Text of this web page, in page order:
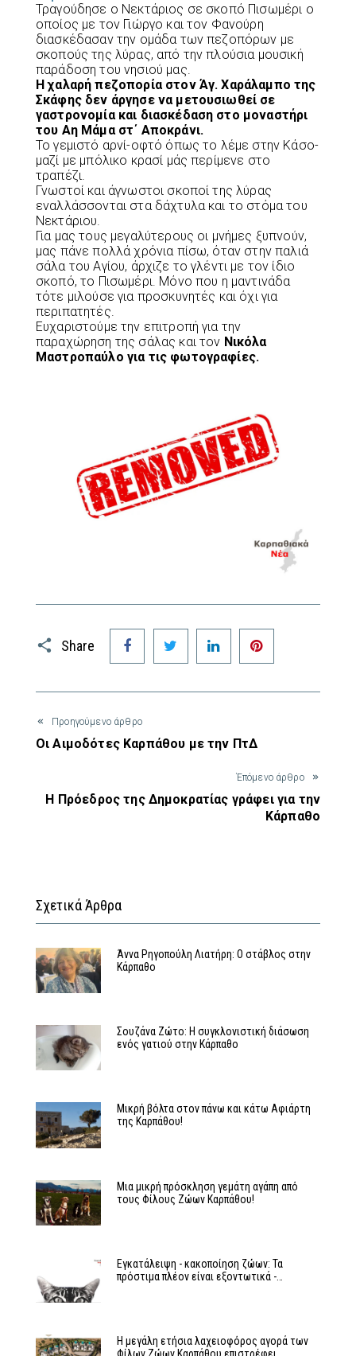
Τραγούδησε ο Νεκτάριος σε σκοπό Πισωμέρι ο
οποίος με τον Γιώργο και τον Φανούρη
διασκέδασαν την ομάδα των πεζοπόρων με
σκοπούς της λύρας, από την πλούσια μουσική
παράδοση του νησιού μας.
Η χαλαρή πεζοπορία στον Άγ. Χαράλαμπο της
Σκάφης δεν άργησε να μετουσιωθεί σε
γαστρονομία και διασκέδαση στο μοναστήρι
του Αη Μάμα στ΄ Αποκράνι.
Το γεμιστό αρνί-οφτό όπως το λέμε στην Κάσο-
μαζί με μπόλικο κρασί μάς περίμενε στο
τραπέζι.
Γνωστοί και άγνωστοι σκοποί της λύρας
εναλλάσσονται στα δάχτυλα και το στόμα του
Νεκτάριου.
Για μας τους μεγαλύτερους οι μνήμες ξυπνούν,
μας πάνε πολλά χρόνια πίσω, όταν στην παλιά
σάλα του Αγίου, άρχιζε το γλέντι με τον ίδιο
σκοπό, το Πισωμέρι. Μόνο που η μαντινάδα
τότε μιλούσε για προσκυνητές και όχι για
περιπατητές.
Ευχαριστούμε την επιτροπή για την
παραχώρηση της σάλας και τον Νικόλα
Μαστροπαύλο για τις φωτογραφίες.
Share
Facebook Twitter LinkedIn
Προηγούμενο άρθρο
Οι Αιμοδότες Καρπάθου με την ΠτΔ
Έπόμενο άρθρο
Η Πρόεδρος της Δημοκρατίας γράφει για την
Κάρπαθο
Σχετικά Άρθρα
Άννα Ρηγοπούλη Λιατήρη: Ο στάβλος στην
Κάρπαθο
Σουζάνα Ζώτο: Η συγκλονιστική διάσωση
ενός γατιού στην Κάρπαθο
Μικρή βόλτα στον πάνω και κάτω Αφιάρτη
της Καρπάθου!
Μια μικρή πρόσκληση γεμάτη αγάπη από
τους Φίλους Ζώων Καρπάθου!
Εγκατάλειψη - κακοποίηση ζώων: Τα
πρόστιμα πλέον είναι εξοντωτικά -…
Η μεγάλη ετήσια λαχειοφόρος αγορά των